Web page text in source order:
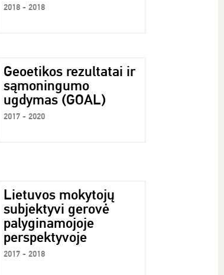
2018 - 2018
Geoetikos rezultatai ir
sąmoningumo
ugdymas (GOAL)
2017 - 2020
Lietuvos mokytojų
subjektyvi gerovė
palyginamojoje
perspektyvoje
2017 - 2018